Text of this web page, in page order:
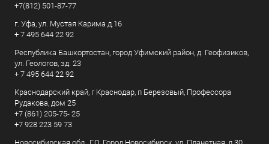
+7(812) 501-87-77
г. Уфа, ул. Мустая Карима д.16
+ 7 495 644 22 92
Республика Башкортостан, город Уфимский район, д. Геофизиков,
ул. Геологов, зд. 23
+ 7 495 644 22 92
Краснодарский край, г Краснодар, п Березовый, Профессора
Рудакова, дом 25
+7 (861) 205-75- 25
+7 928 223 59 73